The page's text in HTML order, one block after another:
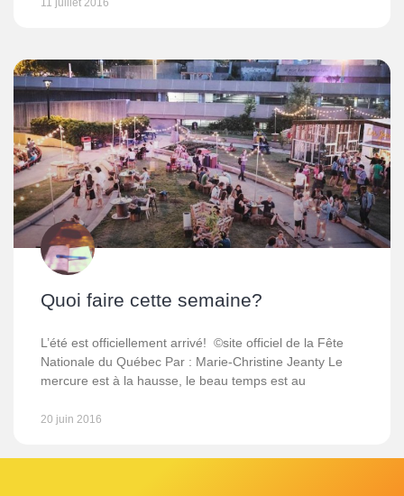
11 juillet 2016
Quoi faire cette semaine?
L’été est officiellement arrivé! ©site officiel de la Fête
Nationale du Québec Par : Marie-Christine Jeanty Le
mercure est à la hausse, le beau temps est au
20 juin 2016